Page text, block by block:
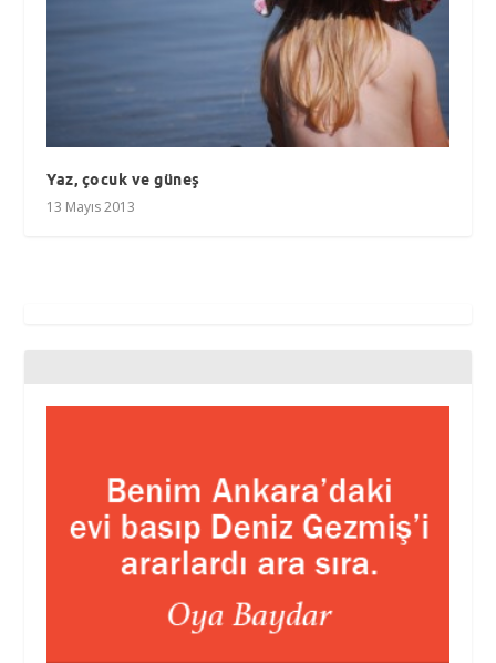
Yaz, çocuk ve güneş
13 Mayıs 2013